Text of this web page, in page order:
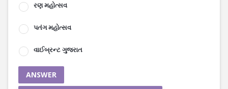
રણ મહોત્સવ
પતંગ મહોત્સવ
વાઈબ્રન્ટ ગુજરાત
ANSWER